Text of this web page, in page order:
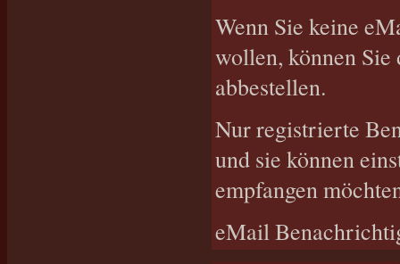
Wenn Sie keine
wollen, können
abbestellen.
Nur registrierte
und sie können
empfangen
eMail